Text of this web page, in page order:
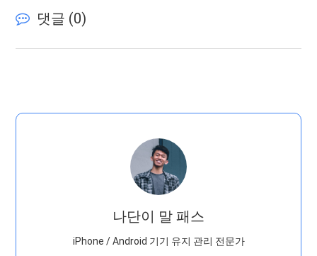
댓글 (0)
나단이 말 패스
iPhone / Android 기기 유지 관리 전문가